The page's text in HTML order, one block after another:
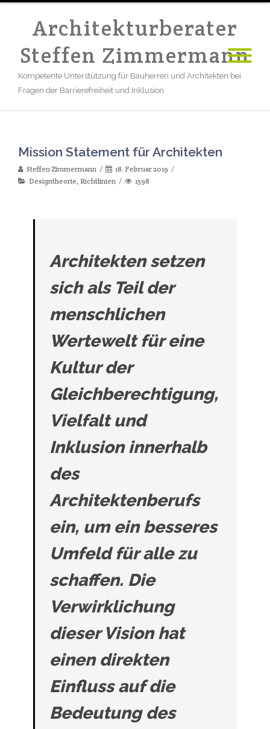
Architekturberater
Steffen Zimmermann
Kompetente Unterstützung für Bauherren und Architekten bei
Fragen der Barrierefreiheit und Inklusion
Mission Statement für Architekten
Steffen Zimmermann
18. Februar 2019
Designtheorie, Richtlinien 1598
Architekten setzen
sich als Teil der
menschlichen
Wertewelt für eine
Kultur der
Gleichberechtigung,
Vielfalt und
Inklusion innerhalb
des
Architektenberufs
ein, um ein besseres
Umfeld für alle zu
schaffen. Die
Verwirklichung
dieser Vision hat
einen direkten
Einfluss auf die
Bedeutung des